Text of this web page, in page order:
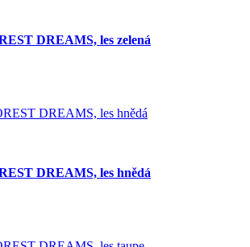
DREAMS, les zelená
DREAMS, les hnědá